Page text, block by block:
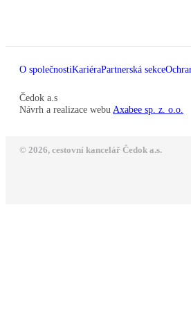
O společnostiKariéraPartnerská sekce
Čedok a.s
Návrh a realizace webu Axabee sp. z. o.o.
© 2026, cestovní kancelář Čedok a.s.